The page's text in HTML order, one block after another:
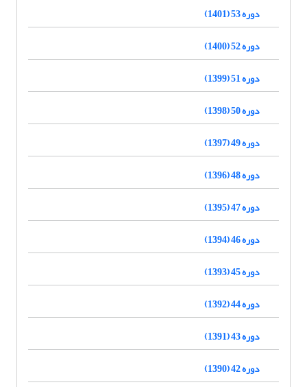
دوره 53 (1401)
دوره 52 (1400)
دوره 51 (1399)
دوره 50 (1398)
دوره 49 (1397)
دوره 48 (1396)
دوره 47 (1395)
دوره 46 (1394)
دوره 45 (1393)
دوره 44 (1392)
دوره 43 (1391)
دوره 42 (1390)